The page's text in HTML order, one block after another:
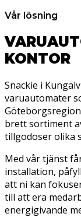
Vår lösning
KONTOR
Snackie i
varuautomater
brett sortiment
tillgodoser olika
Med vår tjänst
installation,
att ni kan
till att era
energigivande